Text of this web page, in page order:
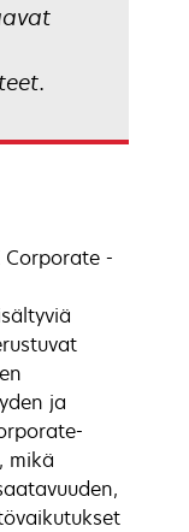
Corporate -
ja
mikä